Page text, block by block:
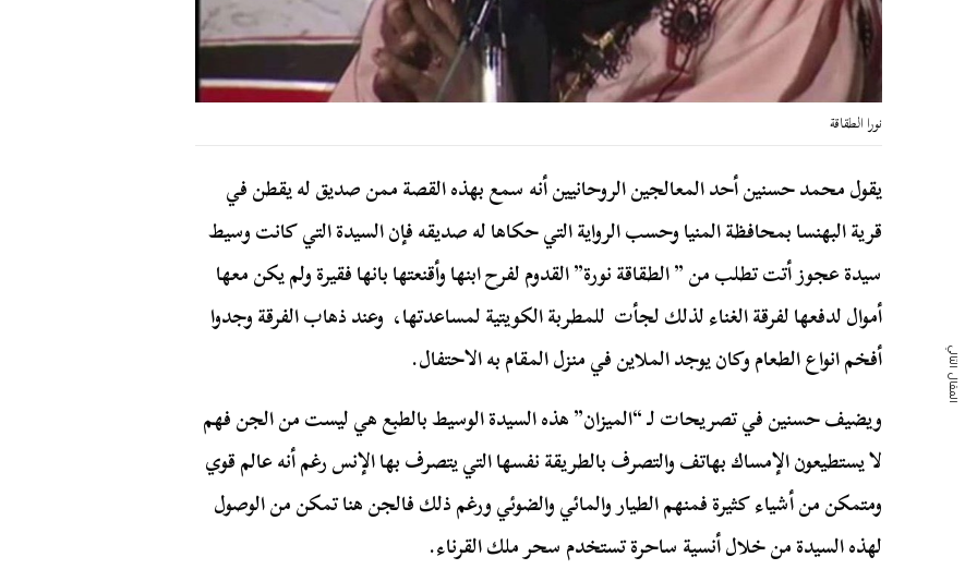
نورا الطقاقة
يقول محمد حسنين أحد المعالجين الروحانيين أنه سمع بهذه القصة ممن صديق له يقطن في
قرية البهنسا بمحافظة المنيا وحسب الرواية التي حكاها له صديقه فإن السيدة التي كانت وسيط
سيدة عجوز أتت تطلب من ” الطقاقة نورة” القدوم لفرح ابنها وأقنعتها بانها فقيرة ولم يكن معها
أموال لدفعها لفرقة الغناء لذلك لجأت للمطربة الكويتية لمساعدتها، وعند ذهاب الفرقة وجدوا
أفخم انواع الطعام وكان يوجد الملاين في منزل المقام به الاحتفال.
ويضيف حسنين في تصريحات لـ “الميزان” هذه السيدة الوسيط بالطبع هي ليست من الجن فهم
لا يستطيعون الإمساك بهاتف والتصرف بالطريقة نفسها التي يتصرف بها الإنس رغم أنه عالم قوي
ومتمكن من أشياء كثيرة فمنهم الطيار والمائي والضوئي ورغم ذلك فالجن هنا تمكن من الوصول
لهذه السيدة من خلال أنسية ساحرة تستخدم سحر ملك القرناء.
المقال التالي